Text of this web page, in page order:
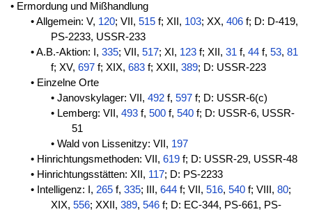
• Ermordung und Mißhandlung
• Allgemein: V, 120; VII, 515f; XII, 103; XX, 406f; D: D-419,
PS-2233, USSR-233
• A.B.-Aktion: I, 335; VII, 517; XI, 123f; XII, 31f, 44f, 53, 81
f; XV,697 f; XIX,683 f; XXII,389; D: USSR-223
• Einzelne Orte
• Janovskylager: VII,492 f,597 f; D: USSR-6(c)
• Lemberg: VII,493 f,500 f,540 f; D: USSR-6, USSR-
51
• Wald von Lissenitzy: VII, 197
• Hinrichtungsmethoden: VII, 619f; D: USSR-29, USSR-48
• Hinrichtungsstätten: XII, 117; D: PS-2233
• Intelligenz: I, 265f, 335; III, 644f; VII, 516, 540f; VIII, 80;
XIX,556; XXII,389,546 f; D: EC-344, PS-661, PS-